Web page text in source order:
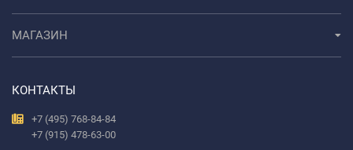
МАГАЗИН
КОНТАКТЫ
+7 (495) 768-84-84
+7 (915) 478-63-00